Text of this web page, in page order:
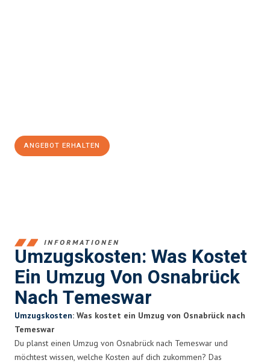
ANGEBOT ERHALTEN
INFORMATIONEN
Umzugskosten: Was Kostet
Ein Umzug Von Osnabrück
Nach Temeswar
Umzugskosten: Was kostet ein Umzug von Osnabrück nach
Temeswar
Du planst einen Umzug von Osnabrück nach Temeswar und
möchtest wissen, welche Kosten auf dich zukommen? Das